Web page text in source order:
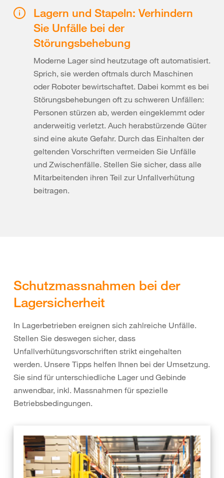
Lagern und Stapeln: Verhindern
Sie Unfälle bei der
Störungsbehebung
Moderne Lager sind heutzutage oft automatisiert.
Sprich, sie werden oftmals durch Maschinen
oder Roboter bewirtschaftet. Dabei kommt es bei
Störungsbehebungen oft zu schweren Unfällen:
Personen stürzen ab, werden eingeklemmt oder
anderweitig verletzt. Auch herabstürzende Güter
sind eine akute Gefahr. Durch das Einhalten der
geltenden Vorschriften vermeiden Sie Unfälle
und Zwischenfälle. Stellen Sie sicher, dass alle
Mitarbeitenden ihren Teil zur Unfallverhütung
beitragen.
Schutzmassnahmen bei der
Lagersicherheit
In Lagerbetrieben ereignen sich zahlreiche Unfälle.
Stellen Sie deswegen sicher, dass
Unfallverhütungsvorschriften strikt eingehalten
werden. Unsere Tipps helfen Ihnen bei der Umsetzung.
Sie sind für unterschiedliche Lager und Gebinde
anwendbar, inkl. Massnahmen für spezielle
Betriebsbedingungen.